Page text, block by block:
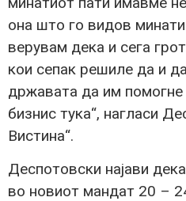
она што го видов
верувам дека и сега
кои сепак решиле да и
државата да им помогне
бизнис тука“, нагласи
Вистина“.
Деспотовски најави
во новиот мандат 20 –